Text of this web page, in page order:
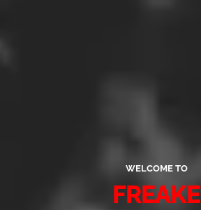
WELCOME TO
FREAKE